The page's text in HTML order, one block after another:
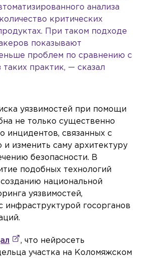
анализа
критических
При таком подходе
показывают
проблем по сравнению с
таких практик, — сказал
уязвимостей при помощи
не только существенно
инцидентов, связанных с
и изменить саму архитектуру
безопасности. В
подобных технологий
национальной
уязвимостей,
инфраструктурой госорганов
, что нейросеть
участка на Коломяжском